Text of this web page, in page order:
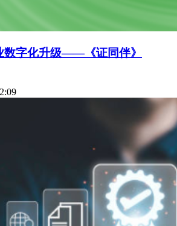
数字化升级——《证同伴》